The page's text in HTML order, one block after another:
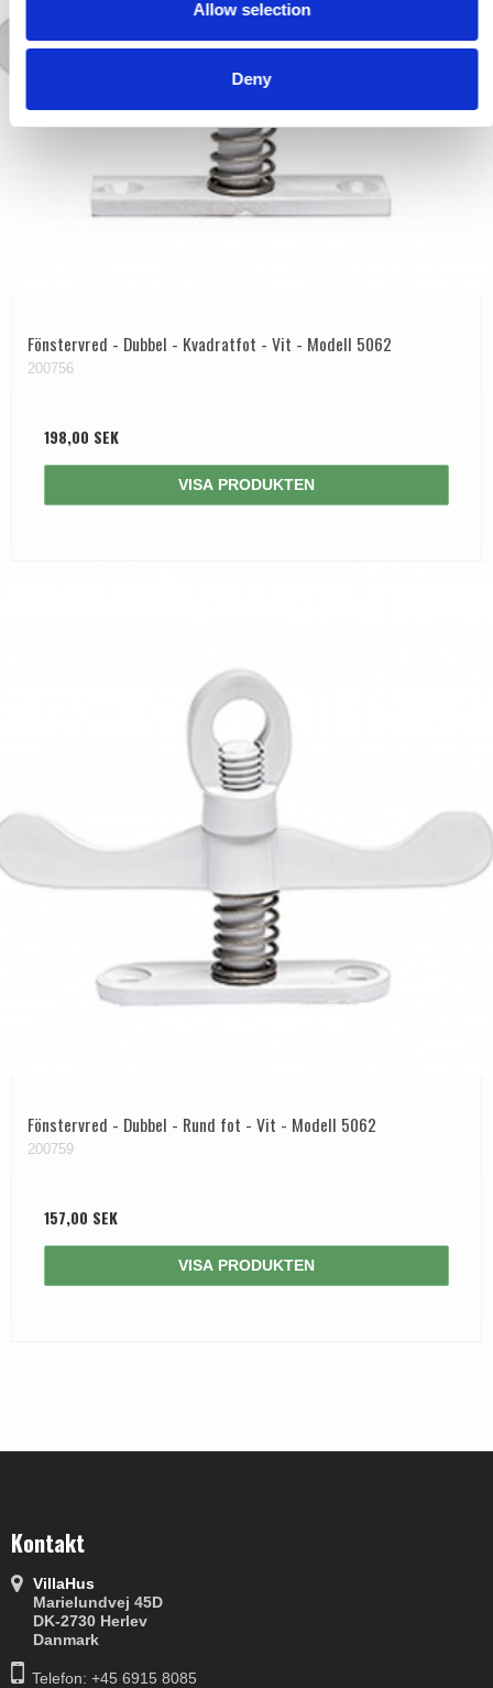
Allow selection
Deny
Fönstervred - Dubbel - Kvadratfot - Vit - Modell 5062
200756
198,00 SEK
VISA PRODUKTEN
Fönstervred - Dubbel - Rund fot - Vit - Modell 5062
200759
157,00 SEK
VISA PRODUKTEN
Kontakt
VillaHus
Marielundvej 45D
DK-2730 Herlev
Danmark
Telefon: +45 6915 8085